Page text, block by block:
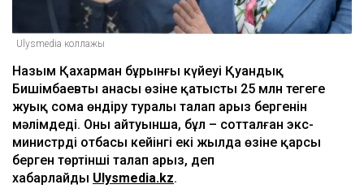
Ulysmedia коллажы
Назым Қахарман бұрынғы күйеуі Қуандық
Бишімбаевтың анасы өзіне қатысты 25 млн теңгеге
жуық сома өндіру туралы талап арыз бергенін
мәлімдеді. Оның айтуынша, бұл – сотталған экс-
министрдің отбасы кейінгі екі жылда өзіне қарсы
берген төртінші талап арыз, деп
хабарлайды Ulysmedia.kz.